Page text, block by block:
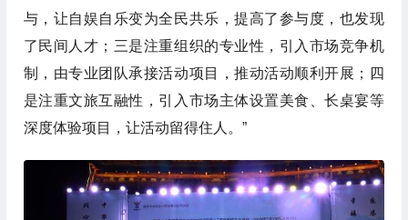
与，让自娱自乐变为全民共乐，提高了参与度，也发现
了民间人才；三是注重组织的专业性，引入市场竞争机
制，由专业团队承接活动项目，推动活动顺利开展；四
是注重文旅互融性，引入市场主体设置美食、长桌宴等
深度体验项目，让活动留得住人。”